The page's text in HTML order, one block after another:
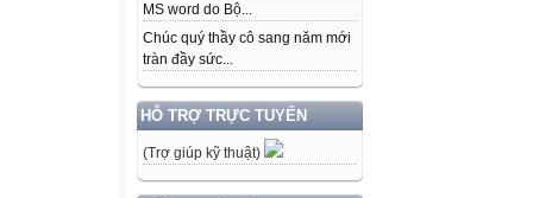
MS word do Bộ...
Chúc quý thầy cô sang năm mới
tràn đầy sức...
HỖ TRỢ TRỰC TUYẾN
(Trợ giúp kỹ thuật)